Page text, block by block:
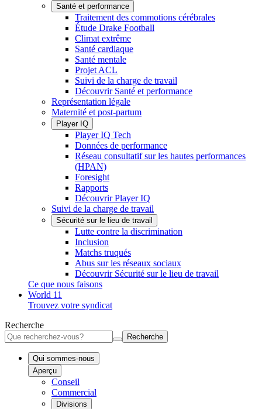
Santé et performance
Traitement des commotions cérébrales
Étude Drake Football
Climat extrême
Santé cardiaque
Santé mentale
Projet ACL
Suivi de la charge de travail
Découvrir Santé et performance
Représentation légale
Maternité et post-partum
Player IQ
Player IQ Tech
Données de performance
Réseau consultatif sur les hautes performances
(HPAN)
Foresight
Rapports
Découvrir Player IQ
Suivi de la charge de travail
Sécurité sur le lieu de travail
Lutte contre la discrimination
Inclusion
Matchs truqués
Abus sur les réseaux sociaux
Découvrir Sécurité sur le lieu de travail
Ce que nous faisons
World 11
Trouvez votre syndicat
Recherche
Recherche
Qui sommes-nous
Aperçu
Conseil
Commercial
Divisions